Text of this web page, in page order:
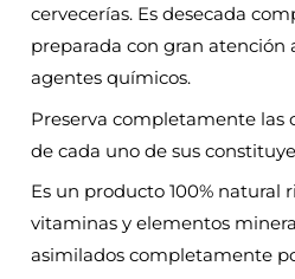
cervecerías. Es desecada
preparada con gran atención
agentes químicos.
Preserva completamente las
de cada uno de sus
Es un producto 100% natural
vitaminas y elementos
asimilados completamente